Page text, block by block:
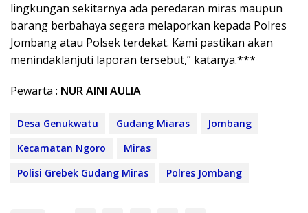
lingkungan sekitarnya ada peredaran miras maupun
barang berbahaya segera melaporkan kepada Polres
Jombang atau Polsek terdekat. Kami pastikan akan
menindaklanjuti laporan tersebut,” katanya.***
Pewarta : NUR AINI AULIA
Desa Genukwatu Gudang Miaras
Jombang
Kecamatan Ngoro
Miras
Polisi Grebek Gudang Miras
Polres Jombang